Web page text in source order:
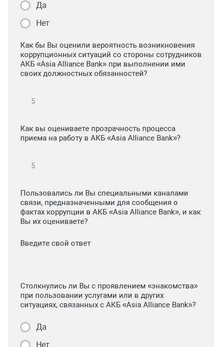
Да
Нет
Как бы Вы оценили вероятность возникновения
коррупционных ситуаций со стороны сотрудников
АКБ «Asia Alliance Bank» при выполнении ими
своих должностных обязанностей?
Как вы оцениваете прозрачность процесса
приема на работу в АКБ «Asia Alliance Bank»?
Пользовались ли Вы специальными каналами
связи, предназначенными для сообщения о
фактах коррупции в АКБ «Asia Alliance Bank», и как
Вы их оцениваете?
Введите свой ответ
Столкнулись ли Вы с проявлением «знакомства»
при пользовании услугами или в других
ситуациях, связанных с АКБ «Asia Alliance Bank»?
Да
Нет